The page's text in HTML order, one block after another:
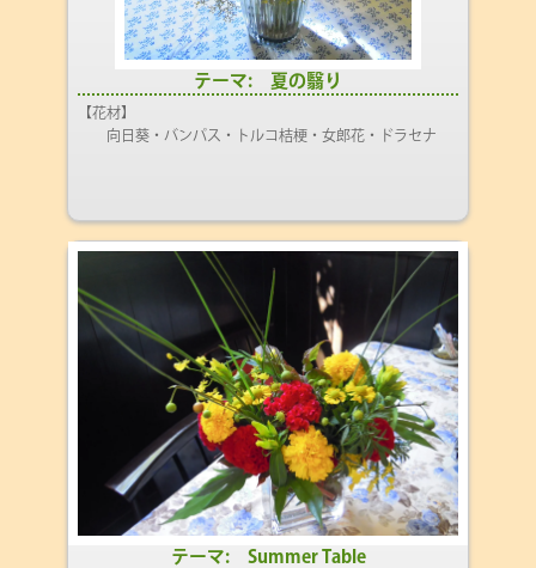
テーマ: 夏の翳り
【花材】
向日葵・バンパス・トルコ桔梗・女郎花・ドラセナ
テーマ: Summer Table